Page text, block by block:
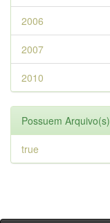
2006
2007
2010
Possuem Arquivo(s)
true